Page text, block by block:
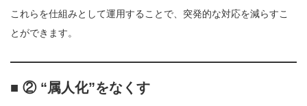
これらを仕組みとして運用することで、突発的な対応を減らすこ
とができます。
■ ② “属人化”をなくす